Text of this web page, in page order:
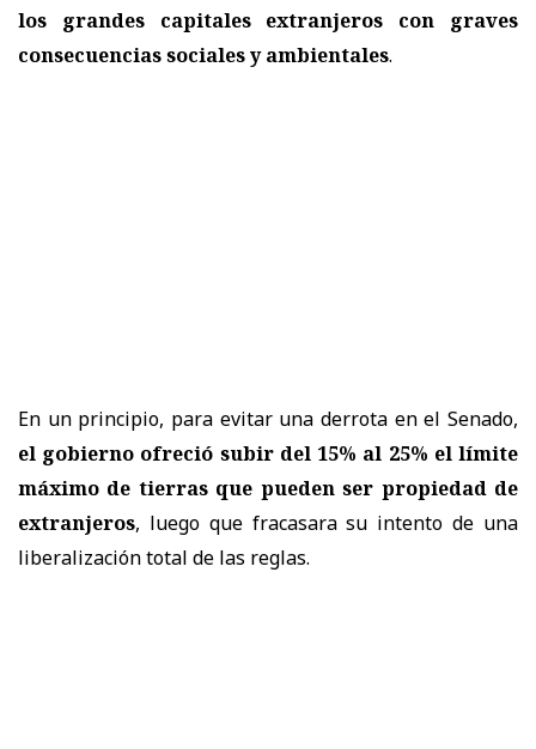
los grandes capitales extranjeros con graves
consecuencias sociales y ambientales.
En un principio, para evitar una derrota en el Senado,
el gobierno ofreció subir del 15% al 25% el límite
máximo de tierras que pueden ser propiedad de
extranjeros, luego que fracasara su intento de una
liberalización total de las reglas.